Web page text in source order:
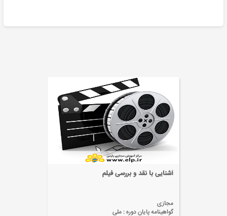
آشنایی با نقد و بررسی فیلم
مجازی
گواهینامه پایان دوره : ملی